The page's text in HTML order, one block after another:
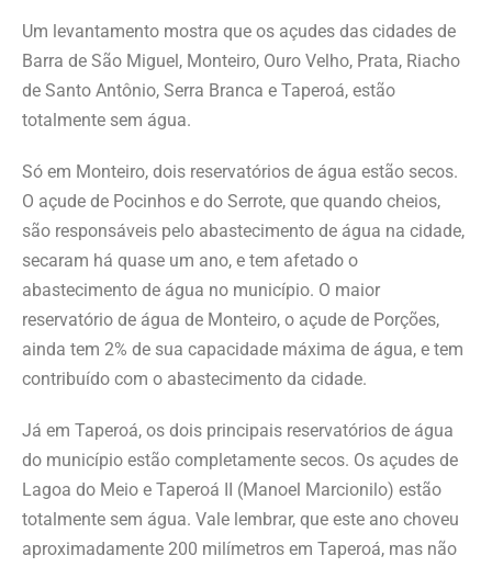
Um levantamento mostra que os açudes das cidades de
Barra de São Miguel, Monteiro, Ouro Velho, Prata, Riacho
de Santo Antônio, Serra Branca e Taperoá, estão
totalmente sem água.
Só em Monteiro, dois reservatórios de água estão secos.
O açude de Pocinhos e do Serrote, que quando cheios,
são responsáveis pelo abastecimento de água na cidade,
secaram há quase um ano, e tem afetado o
abastecimento de água no município. O maior
reservatório de água de Monteiro, o açude de Porções,
ainda tem 2% de sua capacidade máxima de água, e tem
contribuído com o abastecimento da cidade.
Já em Taperoá, os dois principais reservatórios de água
do município estão completamente secos. Os açudes de
Lagoa do Meio e Taperoá II (Manoel Marcionilo) estão
totalmente sem água. Vale lembrar, que este ano choveu
aproximadamente 200 milímetros em Taperoá, mas não